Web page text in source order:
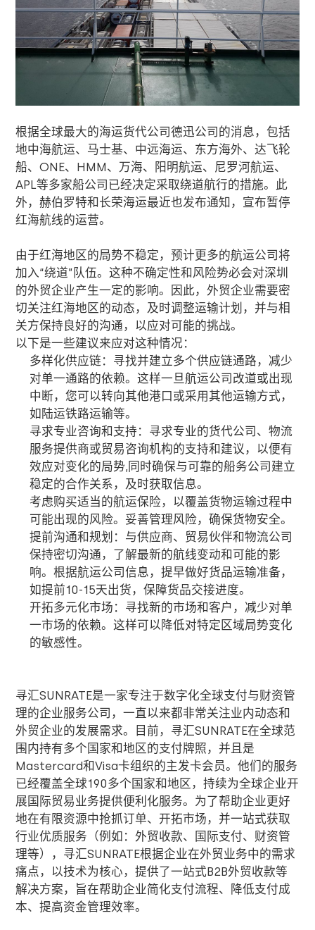
根据全球最大的海运货代公司德迅公司的消息，包括
地中海航运、马士基、中远海运、东方海外、达飞轮
船、ONE、 HMM、万海、阳明航运、尼罗河航运、
APL等多家船公司已经决定采取绕道航行的措施。此
外，赫伯罗特和长荣海运最近也发布通知，宣布暂停
红海航线的运营。
由于红海地区的局势不稳定，预计更多的航运公司将
加入“绕道”队伍。这种不确定性和风险势必会对深圳
的外贸企业产生一定的影响。因此，外贸企业需要密
切关注红海地区的动态，及时调整运输计划，并与相
关方保持良好的沟通，以应对可能的挑战。
以下是一些建议来应对这种情况：
多样化供应链：寻找并建立多个供应链通路，减少
对单一通路的依赖。这样一旦航运公司改道或出现
中断，您可以转向其他港口或采用其他运输方式，
如陆运铁路运输等。
寻求专业咨询和支持：寻求专业的货代公司、物流
服务提供商或贸易咨询机构的支持和建议，以便有
效应对变化的局势,同时确保与可靠的船务公司建立
稳定的合作关系，及时获取信息。
考虑购买适当的航运保险，以覆盖货物运输过程中
可能出现的风险。妥善管理风险，确保货物安全。
提前沟通和规划：与供应商、贸易伙伴和物流公司
保持密切沟通，了解最新的航线变动和可能的影
响。根据航运公司信息，提早做好货品运输准备，
如提前10-15天出货，保障货品交接进度。
开拓多元化市场：寻找新的市场和客户，减少对单
一市场的依赖。这样可以降低对特定区域局势变化
的敏感性。
寻汇SUNRATE是一家专注于数字化全球支付与财资管
理的企业服务公司，一直以来都非常关注业内动态和
外贸企业的发展需求。目前，寻汇SUNRATE在全球范
围内持有多个国家和地区的支付牌照，并且是
Mastercard和Visa卡组织的主发卡会员。他们的服务
已经覆盖全球190多个国家和地区，持续为全球企业开
展国际贸易业务提供便利化服务。为了帮助企业更好
地在有限资源中抢抓订单、开拓市场，并一站式获取
行业优质服务（例如：外贸收款、国际支付、财资管
理等），寻汇SUNRATE根据企业在外贸业务中的需求
痛点，以技术为核心，提供了一站式B2B外贸收款等
解决方案，旨在帮助企业简化支付流程、降低支付成
本、提高资金管理效率。